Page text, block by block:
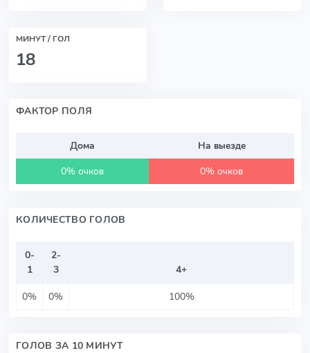
МИНУТ / ГОЛ
18
ФАКТОР ПОЛЯ
Дома
На выезде
0% очков
0% очков
КОЛИЧЕСТВО ГОЛОВ
0-
1
2-
3
4+
0%
0% 100%
ГОЛОВ ЗА 10 МИНУТ